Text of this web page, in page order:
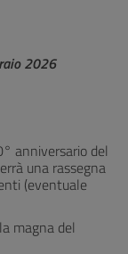
2026
anniversario del
una rassegna
(eventuale
magna del